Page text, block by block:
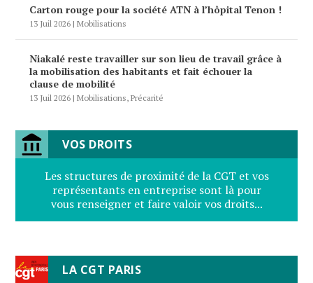
Carton rouge pour la société ATN à l’hôpital Tenon !
13 Juil 2026 |Mobilisations
Niakalé reste travailler sur son lieu de travail grâce à
la mobilisation des habitants et fait échouer la
clause de mobilité
13 Juil 2026 |Mobilisations,Précarité
VOS DROITS
Les structures de proximité de la CGT et vos
représentants en entreprise sont là pour
vous renseigner et faire valoir vos droits...
LA CGT PARIS